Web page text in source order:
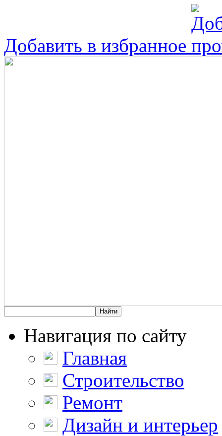
Добавить в избранное
Навигация по сайту
Главная
Строительство
Ремонт
Дизайн и интерьер